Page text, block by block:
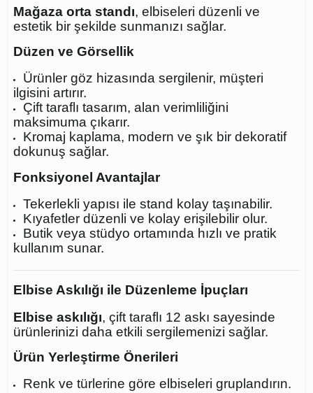
Mağaza orta standı, elbiseleri düzenli ve
estetik bir şekilde sunmanızı sağlar.
Düzen ve Görsellik
Ürünler göz hizasında sergilenir, müşteri
ilgisini artırır.
Çift taraflı tasarım, alan verimliliğini
maksimuma çıkarır.
Kromaj kaplama, modern ve şık bir dekoratif
dokunuş sağlar.
Fonksiyonel Avantajlar
Tekerlekli yapısı ile stand kolay taşınabilir.
Kıyafetler düzenli ve kolay erişilebilir olur.
Butik veya stüdyo ortamında hızlı ve pratik
kullanım sunar.
Elbise Askılığı ile Düzenleme İpuçları
Elbise askılığı, çift taraflı 12 askı sayesinde
ürünlerinizi daha etkili sergilemenizi sağlar.
Ürün Yerleştirme Önerileri
Renk ve türlerine göre elbiseleri gruplandırın.